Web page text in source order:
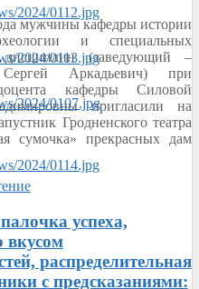
мужчины кафедры истории
и специальных
дисциплин (заведующий –
Аркадьевич) при
кафедры Силовой
пригласили на
Гродненского театра
сумочка» прекрасных дам
успеха,
вкусом
распределительная
с предсказаниями: